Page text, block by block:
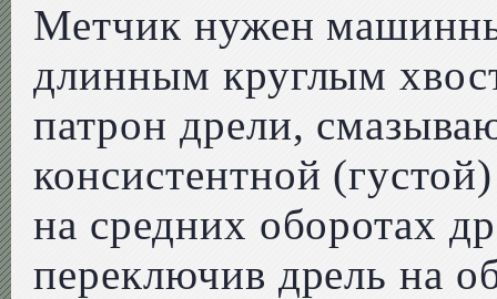
Метчик нужен
длинным круглым
патрон дрели,
консистентной
на средних оборотах
переключив дрель на